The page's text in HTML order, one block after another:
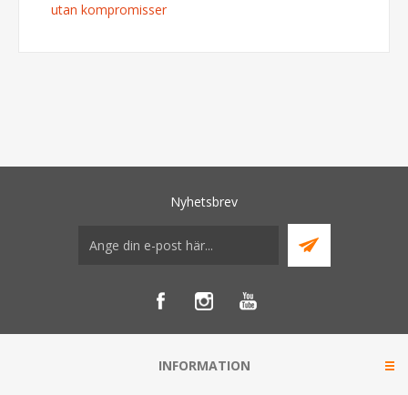
utan kompromisser
Nyhetsbrev
INFORMATION